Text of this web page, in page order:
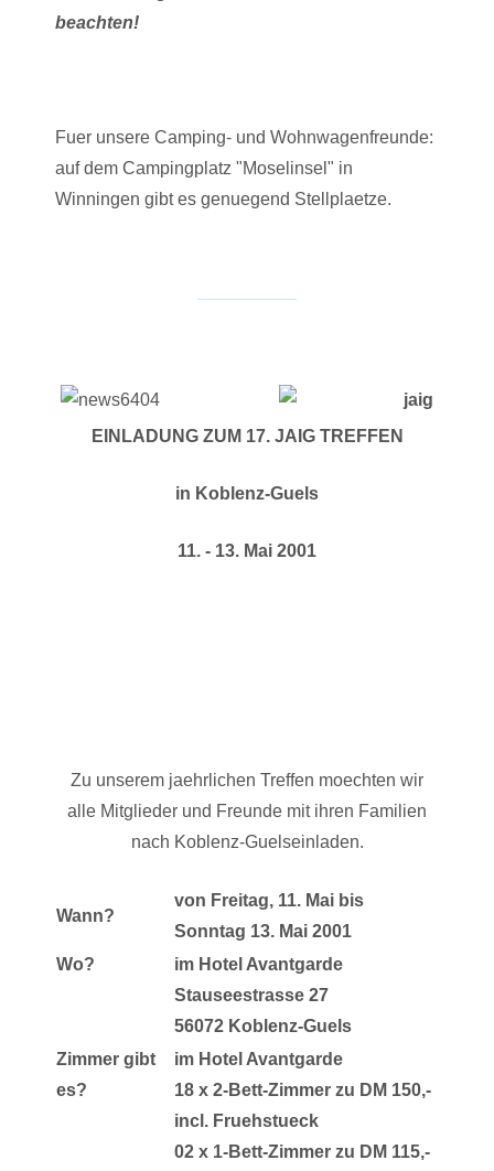
beachten!
Fuer unsere Camping- und Wohnwagenfreunde:
auf dem Campingplatz "Moselinsel" in
Winningen gibt es genuegend Stellplaetze.
EINLADUNG ZUM 17. JAIG TREFFEN
in Koblenz-Guels
11. - 13. Mai 2001
Zu unserem jaehrlichen Treffen moechten wir
alle Mitglieder und Freunde mit ihren Familien
nach Koblenz-Guelseinladen.
Wann?
von Freitag, 11. Mai bis
Sonntag 13. Mai 2001
Wo?
im Hotel Avantgarde
Stauseestrasse 27
56072 Koblenz-Guels
Zimmer gibt
es?
im Hotel Avantgarde
18 x 2-Bett-Zimmer zu DM 150,-
incl. Fruehstueck
02 x 1-Bett-Zimmer zu DM 115,-